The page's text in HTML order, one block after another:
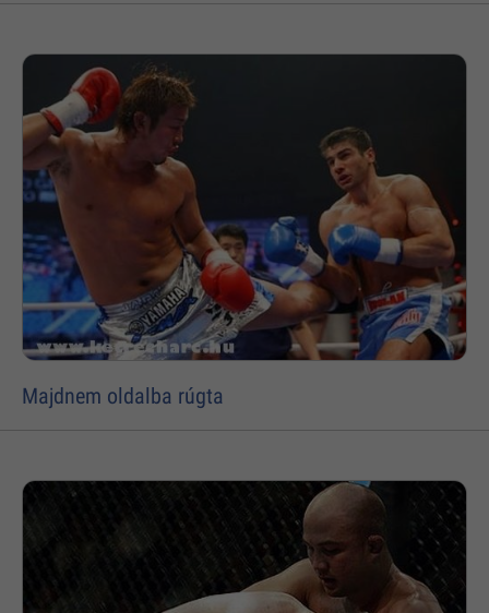
Majdnem oldalba rúgta